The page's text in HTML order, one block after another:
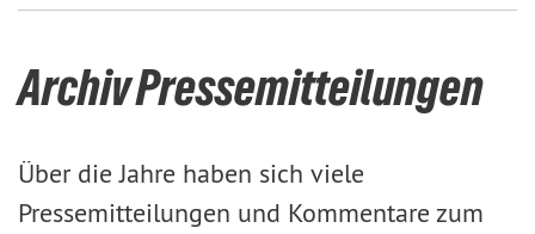
Archiv Pressemitteilungen
Über die Jahre haben sich viele
Pressemitteilungen und Kommentare zum